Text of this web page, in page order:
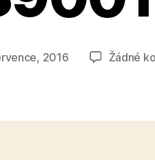
2016 Žádné